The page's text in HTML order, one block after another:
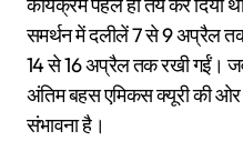
कार्यक्रम पहले ही तय कर दिया
समर्थन में दलीलें 7 से 9 अप्रैल तक
14 से 16 अप्रैल तक रखी गईं।
अंतिम बहस एमिकस क्यूरी की
संभावना है।